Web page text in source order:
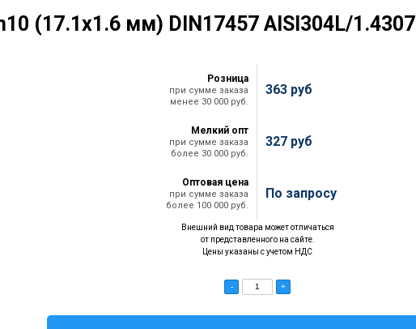
(17.1х1.6 мм) DIN17457 AISI304L/1.4307
Розница
при сумме заказа
менее 30 000 руб.
363 руб
Мелкий опт
при сумме заказа
более 30 000 руб.
327 руб
Оптовая цена
при сумме заказа
более 100 000 руб.
По запросу
Внешний вид товара может отличаться
от представленного на сайте.
Цены указаны с учетом НДС